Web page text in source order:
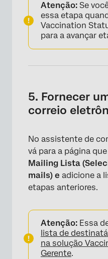
Atenção: Se
essa etapa
Vaccination
para a avançar
5. Fornecer
correio
No assistente de
vá para a página
Mailing Lista
mails) e adicione a
etapas anteriores.
Atenção: Essa
lista de
na solução
Gerente.